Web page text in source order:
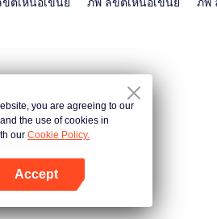
you are agreeing to our
and the use of cookies in
our Cookie Policy.
Accept